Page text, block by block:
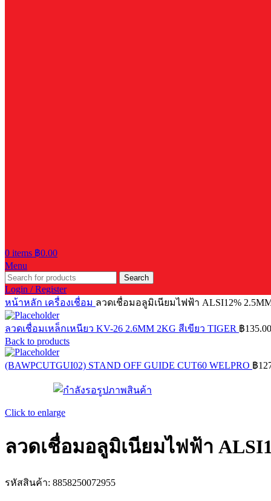
0 items ฿0.00
Menu
Search
Login / Register
หน้าหลัก เครื่องเชื่อม ลวดเชื่อมอลูมิเนียมไฟฟ้า ALSI12%
ลวดเชื่อมเหล็กเหนียว KV-26 2.6MM 2KG สีเขียว TIGER ฿135.00
Back to products
(BAWPCUTGUI02) STAND OFF GUIDE CUT60 WELPRO ฿
Click to enlarge
ลวดเชื่อมอลูมิเนียมไฟฟ้า
รหัสสินค้า: 8858250072955